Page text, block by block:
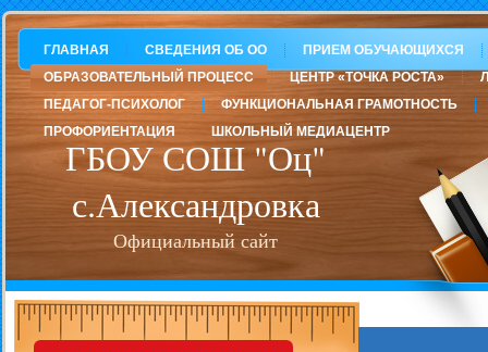
ГБОУ СОШ "Оц"
с.Александровка
Официальный сайт
ГЛАВНАЯ СВЕДЕНИЯ ОБ ОО
ПРИЕМ ОБУЧАЮЩИХСЯ
ОБРАЗОВАТЕЛЬНЫЙ ПРОЦЕСС
ЦЕНТР «ТОЧКА РОСТА»
ПЕДАГОГ-ПСИХОЛОГ
ФУНКЦИОНАЛЬНАЯ ГРАМОТНОСТЬ
ПРОФОРИЕНТАЦИЯ
ШКОЛЬНЫЙ МЕДИАЦЕНТР